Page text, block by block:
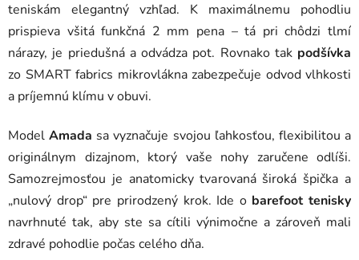
teniskám elegantný vzhľad. K maximálnemu pohodliu
prispieva všitá funkčná 2 mm pena – tá pri chôdzi tlmí
nárazy, je priedušná a odvádza pot. Rovnako tak podšívka
zo SMART fabrics mikrovlákna zabezpečuje odvod vlhkosti
a príjemnú klímu v obuvi.
ModelAmada sa vyznačuje svojou ľahkosťou, flexibilitou a
originálnym dizajnom, ktorý vaše nohy zaručene odlíši.
Samozrejmosťou je anatomicky tvarovaná široká špička a
„nulový drop“ pre prirodzený krok. Ide o barefoot tenisky
navrhnuté tak, aby ste sa cítili výnimočne a zároveň mali
zdravé pohodlie počas celého dňa.